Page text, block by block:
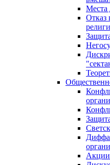
Места
Отказ
Акции